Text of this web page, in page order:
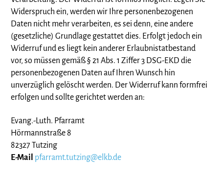
Widerspruch ein, werden wir Ihre personenbezogenen
Daten nicht mehr verarbeiten, es sei denn, eine andere
(gesetzliche) Grundlage gestattet dies. Erfolgt jedoch ein
Widerruf und es liegt kein anderer Erlaubnistatbestand
vor, so müssen gemäß § 21 Abs. 1 Ziffer 3 DSG-EKD die
personenbezogenen Daten auf Ihren Wunsch hin
unverzüglich gelöscht werden. Der Widerruf kann formfrei
erfolgen und sollte gerichtet werden an:
Evang.-Luth. Pfarramt
Hörmannstraße 8
82327 Tutzing
E-Mail pfarramt.tutzing@elkb.de